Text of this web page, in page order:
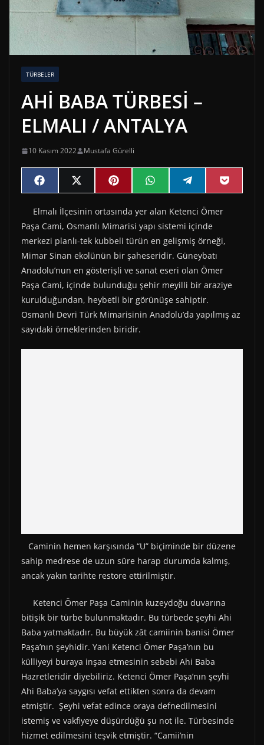
TÜRBELER
AHİ BABA TÜRBESİ –
ELMALI / ANTALYA
10 Kasım 2022 Mustafa Gürelli
Share
on
F
a
e
b
o
o
k
Share
on
X
(
w
i
t
t
e
r
)
Share
on
P
i
t
e
r
e
s
t
Share
on
W
h
t
s
A
p
p
Share
on
e
e
g
r
a
m
Share
on
P
o
Elmalı İlçesinin ortasında yer alan Ketenci Ömer
Paşa Cami, Osmanlı Mimarisi yapı sistemi içinde
merkezi planlı-tek kubbeli türün en gelişmiş örneği,
Mimar Sinan ekolünün bir şaheseridir. Güneybatı
Anadolu’nun en gösterişli ve sanat eseri olan Ömer
Paşa Cami, içinde bulunduğu şehir meyilli bir araziye
kurulduğundan, heybetli bir görünüşe sahiptir.
Osmanlı Devri Türk Mimarisinin Anadolu’da yapılmış az
sayıdaki örneklerinden biridir.
Caminin hemen karşısında “U” biçiminde bir düzene
sahip medrese de uzun süre harap durumda kalmış,
ancak yakın tarihte restore ettirilmiştir.
Ketenci Ömer Paşa Caminin kuzeydoğu duvarına
bitişik bir türbe bulunmaktadır. Bu türbede şeyhi Ahi
Baba yatmaktadır. Bu büyük zât camiinin banisi Ömer
Paşa’nın şeyhidir. Yani Ketenci Ömer Paşa’nın bu
külliyeyi buraya inşaa etmesinin sebebi Ahi Baba
Hazretleridir diyebiliriz. Ketenci Ömer Paşa’nın şeyhi
Ahi Baba’ya saygısı vefat ettikten sonra da devam
etmiştir. Şeyhi vefat edince oraya defnedilmesini
istemiş ve vakfiyeye düşürdüğü şu not ile. Türbesinde
hizmet edilmesini teşvik etmiştir. “Camii’nin